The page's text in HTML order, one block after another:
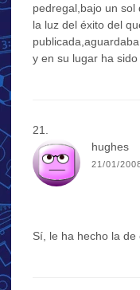
pedregal,bajo un sol
la luz del éxito del
y en su lugar ha sido
hughes
21/01/
Sí, le ha hecho la de